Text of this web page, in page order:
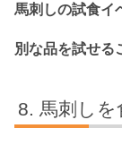
馬刺しの試食イ
別な品を試せる
馬刺し